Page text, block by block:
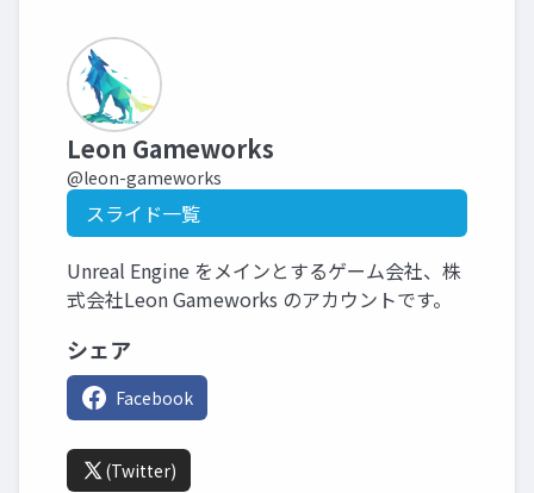
Leon Gameworks
@leon-gameworks
スライド一覧
Unreal Engine をメインとするゲーム会社、株
式会社Leon Gameworks のアカウントです。
シェア
Facebook
(Twitter)